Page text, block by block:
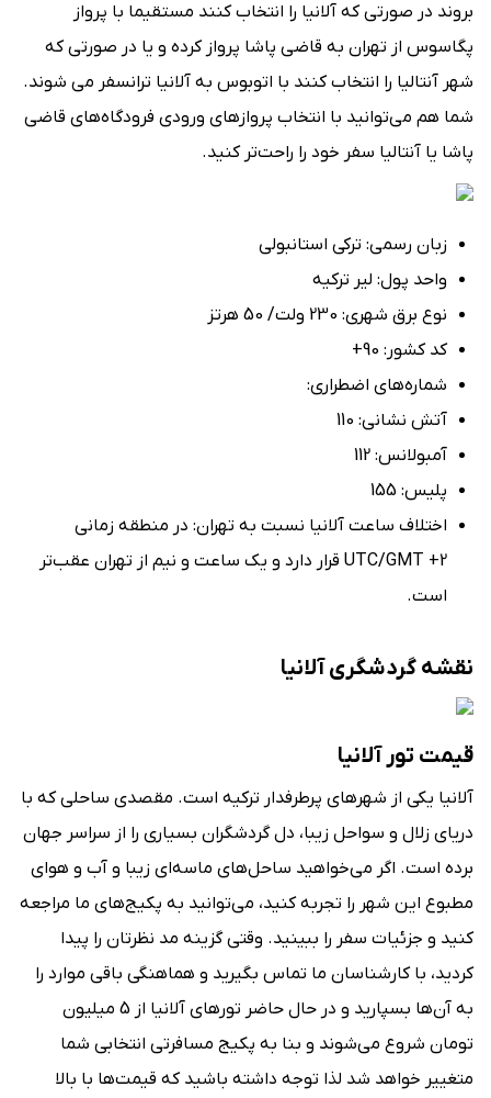
بروند در صورتی که آلانیا را انتخاب کنند مستقیما با پرواز
پگاسوس از تهران به قاضی پاشا پرواز کرده و یا در صورتی که
شهر آنتالیا را انتخاب کنند با اتوبوس به آلانیا ترانسفر می شوند.
شما هم می‌توانید با انتخاب پرواز‌های ورودی فرودگاه‌های قاضی
پاشا یا آنتالیا سفر خود را راحت‌تر کنید.
زبان رسمی: ترکی استانبولی
واحد پول: لیر ترکیه
نوع برق شهری: 230 ولت/ 50 هرتز
کد کشور: 90+
شماره‌های اضطراری:
آتش ‌نشانی: 110
آمبولانس: 112
پلیس: 155
اختلاف ساعت آلانیا نسبت به تهران: در منطقه‌ زمانی
UTC/GMT +2 قرار دارد و یک ساعت و نیم از تهران عقب‌تر
است.
نقشه گردشگری آلانیا
قیمت تور آلانیا
آلانیا یکی از شهرهای پرطرفدار ترکیه است. مقصدی ساحلی که با
دریای زلال و سواحل زیبا، دل گردشگران بسیاری را از سراسر جهان
برده است. اگر می‌خواهید ساحل‌های ماسه‌ای زیبا و آب و هوای
مطبوع این شهر را تجربه کنید، می‌توانید به پکیج‌های ما مراجعه
کنید و جزئیات سفر را ببینید. وقتی گزینه مد نظرتان را پیدا
کردید، با کارشناسان ما تماس بگیرید و هماهنگی باقی موارد را
به آن‌ها بسپارید و در حال حاضر تورهای آلانیا از 5 میلیون
تومان شروع می‌شوند و بنا به پکیج مسافرتی انتخابی شما
متغییر خواهد شد لذا توجه داشته باشید که قیمت‌ها با بالا